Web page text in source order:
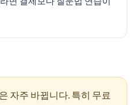
자주 바뀝니다. 특히 무료